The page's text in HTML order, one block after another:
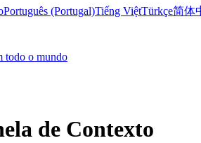
Português (Portugal)Tiếng ViệtTürkçe简体
todo o mundo
de Contexto